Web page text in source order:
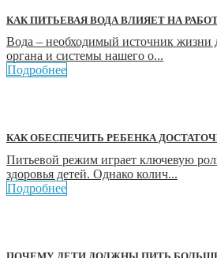
КАК ПИТЬЕВАЯ ВОДА ВЛИЯЕТ НА
Вода – необходимый источник жизни
органа и системы нашего о...
Подробнее
КАК ОБЕСПЕЧИТЬ РЕБЕНКА
Питьевой режим играет ключевую
здоровья детей. Однако колич...
Подробнее